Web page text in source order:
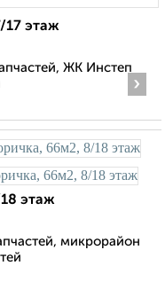
17 этаж
ЖК Инстеп
›
этаж
микрорайон